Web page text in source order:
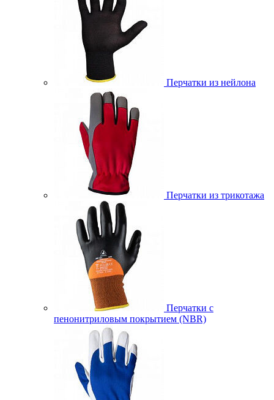
Перчатки из нейлона
Перчатки из трикотажа
Перчатки с
пенонитриловым покрытием (NBR)